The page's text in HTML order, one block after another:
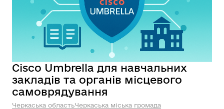
Cisco Umbrella для навчальних
закладів та органів місцевого
самоврядування
Черкаська областьЧеркаська міська громада